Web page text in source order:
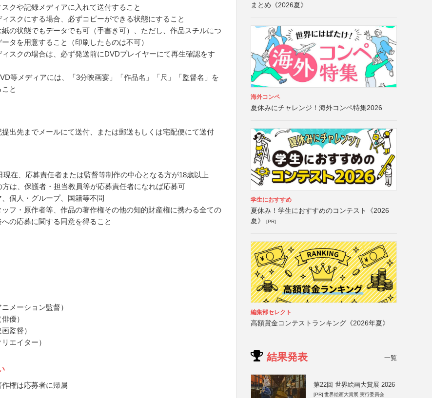
クや記録メディアに入れて送付すること
スクにする場合、必ずコピーができる状態にすること
の状態でもデータでも可（手書き可）、ただし、作品スチルにつ
タを用意すること（印刷したものは不可）
スクの場合は、必ず発送前にDVDプレイヤーにて再生確認をす
等メディアには、「3分映画宴」「作品名」「尺」「監督名」を
と
出先までメールにて送付、または郵送もしくは宅配便にて送付
現在、応募責任者または監督等制作の中心となる方が18歳以上
は、保護者・担当教員等が応募責任者になれば応募可
個人・グループ、国籍等不問
フ・原作者等、作品の著作権その他の知的財産権に携わる全ての
の応募に関する同意を得ること
メーション監督）
優）
監督）
エイター）
権は応募者に帰属
まとめ《2026夏》
海外コンペ
夏休みにチャレンジ！海外コンペ特集2026
学生におすすめ
夏休み！学生におすすめのコンテスト《2026
夏》
[PR]
編集部セレクト
高額賞金コンテストランキング《2026年夏》
結果発表 一覧
第22回 世界絵画大賞展 2026
[PR] 世界絵画大賞展 実行委員会